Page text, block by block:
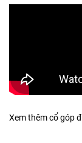
Xem thêm cổ góp